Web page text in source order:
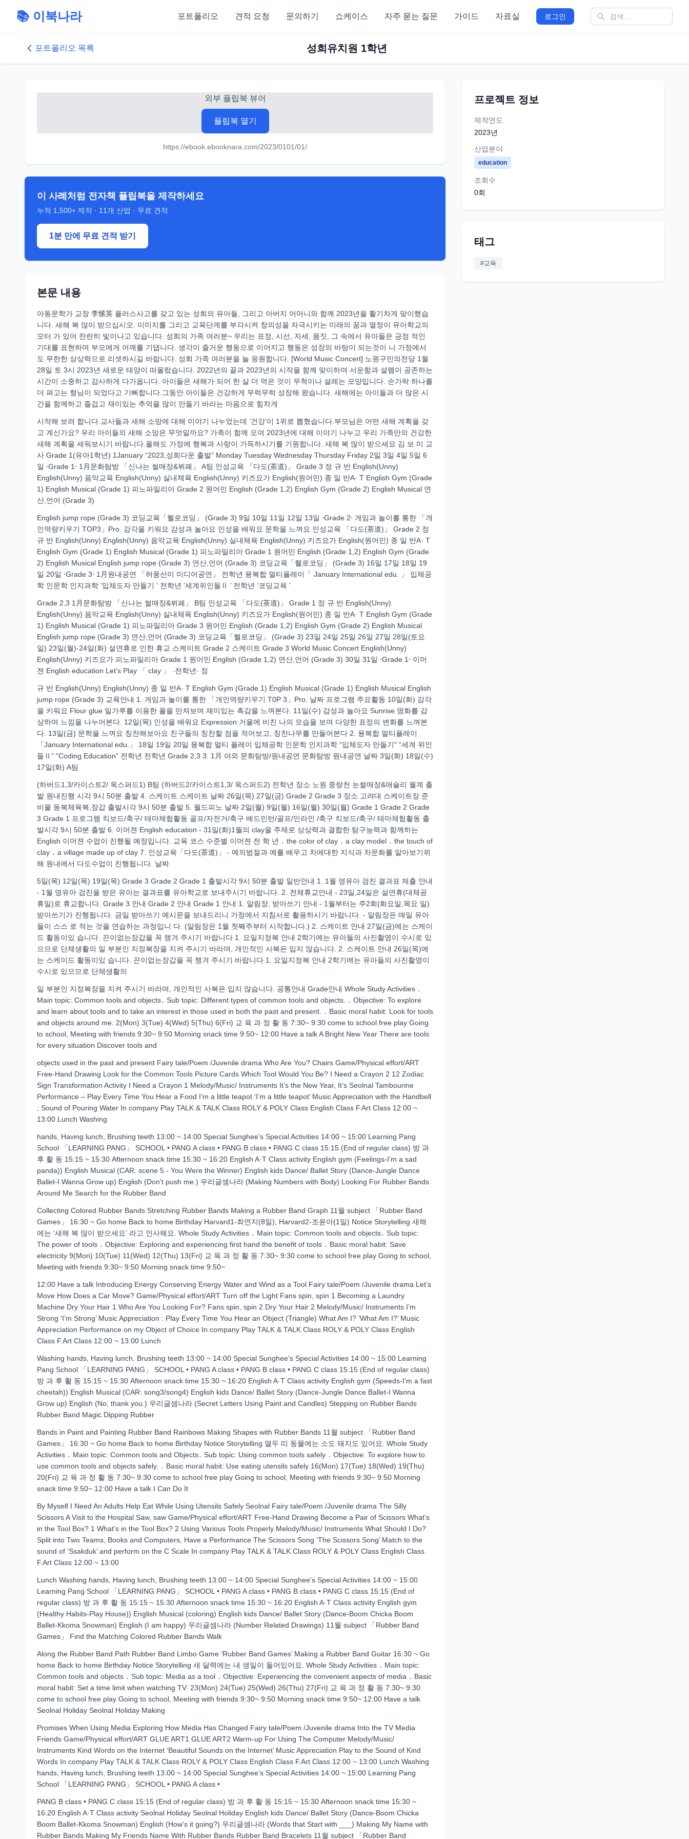
📚 이북나라 포트폴리오 견적 요청 문의하기 쇼케이스 자주 묻는 질문 가이드 자료실 로그인
포트폴리오 목록 성희유치원 1학년
외부 플립북 뷰어
플립북 열기
https://ebook.ebooknara.com/2023/0101/01/
이 사례처럼 전자책 플립북을 제작하세요
누적 1,500+ 제작 · 11 개 산업 · 무료 견적
1분 만에 무료 견적 받기
본문 내용
아동문학가 교장 李愫英 플러스사고를 갖고 있는 성희의 유아들, 그리고 아버지 어머니와 함께 2023년을 활기차게 맞이했습
니다. 새해 복 많이 받으십시오. 이미지를 그리고 교육단계를 부각시켜 창의성을 자극시키는 미래의 꿈과 열정이 유아학교의
모터 가 있어 찬란히 빛이나고 있습니다. 성희의 가족 여러분~ 우리는 표정, 시선, 자세, 몸짓, 그 속에서 유아들은 긍정 적인
기대를 표현하며 부모에게 어깨를 기댑니다. 생각이 즐거운 행동으로 이어지고 행동은 성장의 바탕이 되는것이 니 가정에서
도 무한한 상상력으로 리셋하시길 바랍니다. 성희 가족 여러분을 늘 응원합니다. [World Music Concert] 노원구민의전당 1월
28일 토 3시 2023년 새로운 태양이 떠올랐습니다. 2022년의 끝과 2023년의 시작을 함께 맞이하며 서운함과 설렘이 공존하는
시간이 소중하고 감사하게 다가옵니다. 아이들은 새해가 되어 한 살 더 먹은 것이 무척이나 설레는 모양입니다. 손가락 하나를
더 펴고는 형님이 되었다고 기뻐합니다.그동안 아이들은 건강하게 무럭무럭 성장해 왔습니다. 새해에는 아이들과 더 많은 시
간을 함께하고 즐겁고 재미있는 추억을 많이 만들기 바라는 마음으로 힘차게
시작해 보려 합니다.교사들과 새해 소망에 대해 이야기 나누었는데 ‘건강’이 1위로 뽑혔습니다.부모님은 어떤 새해 계획을 갖
고 계신가요? 우리 아이들의 새해 소망은 무엇일까요? 가족이 함께 모여 2023년에 대해 이야기 나누고 우리 가족만의 건강한
새해 계획을 세워보시기 바랍니다.올해도 가정에 행복과 사랑이 가득하시기를 기원합니다. 새해 복 많이 받으세요 김 보 미 교
사 Grade 1(유아1학년) 1January “2023,성희다운 출발” Monday Tuesday Wednesday Thursday Friday 2일 3일 4일 5일 6
일 ⋅Grade 1⋅ 1月문화탐방 「신나는 썰매장&뷔폐」 A팀 인성교육 「다도(茶道)」 Grade 3 정 규 반 English(Unny)
English(Unny) 음악교육 English(Unny) 실내체육 English(Unny) 키즈요가 English(원어민) 종 일 반A· T English Gym (Grade
1) English Musical (Grade 1) 피노파밀리아 Grade 2 원어민 English (Grade 1,2) English Gym (Grade 2) English Musical 연
산,언어 (Grade 3)
English jump rope (Grade 3) 코딩교육「헬로코딩」 (Grade 3) 9일 10일 11일 12일 13일 ⋅Grade 2⋅ 게임과 놀이를 통한 「개
인역량키우기 TOP3」Pro. 감각을 키워요 감성과 놀아요 인성을 배워요 문학을 느껴요 인성교육 「다도(茶道)」 Grade 2 정
규 반 English(Unny) English(Unny) 음악교육 English(Unny) 실내체육 English(Unny) 키즈요가 English(원어민) 종 일 반A· T
English Gym (Grade 1) English Musical (Grade 1) 피노파밀리아 Grade 1 원어민 English (Grade 1,2) English Gym (Grade
2) English Musical English jump rope (Grade 3) 연산,언어 (Grade 3) 코딩교육「헬로코딩」 (Grade 3) 16일 17일 18일 19
일 20일 ⋅Grade 3⋅ 1月원내공연 「허풍선이 미디어공연」 전학년 융복합 멀티플레이「 January International edu. 」 입체공
학 인문학 인지과학 ’입체도자 만들기 ’ 전학년 ’세계위인들Ⅱ ’ 전학년 ’코딩교육 ’
Grade 2,3 1月문화탐방 「신나는 썰매장&뷔폐」 B팀 인성교육 「다도(茶道)」 Grade 1 정 규 반 English(Unny)
English(Unny) 음악교육 English(Unny) 실내체육 English(Unny) 키즈요가 English(원어민) 종 일 반A· T English Gym (Grade
1) English Musical (Grade 1) 피노파밀리아 Grade 3 원어민 English (Grade 1,2) English Gym (Grade 2) English Musical
English jump rope (Grade 3) 연산,언어 (Grade 3) 코딩교육「헬로코딩」 (Grade 3) 23일 24일 25일 26일 27일 28일(토요
일) 23일(월)-24일(화) 설연휴로 인한 휴교 스케이트 Grade 2 스케이트 Grade 3 World Music Concert English(Unny)
English(Unny) 키즈요가 피노파밀리아 Grade 1 원어민 English (Grade 1,2) 연산,언어 (Grade 3) 30일 31일 ⋅Grade 1⋅ 이머
젼 English education Let's Play 「 clay 」 ·전학년· 정
규 반 English(Unny) English(Unny) 종 일 반A· T English Gym (Grade 1) English Musical (Grade 1) English Musical English
jump rope (Grade 3) 교육안내 1. 게임과 놀이를 통한 「개인역량키우기 T0P 3」Pro. 날짜 프로그램 주요활동 10일(화) 감각
을 키워요 Flour glue 밀가루를 이용한 풀을 만져보며 재미있는 촉감을 느껴본다. 11일(수) 감성과 놀아요 Sunrise 명화를 감
상하며 느낌을 나누어본다. 12일(목) 인성을 배워요 Expression 거울에 비친 나의 모습을 보며 다양한 표정의 변화를 느껴본
다. 13일(금) 문학을 느껴요 칭찬해보아요 친구들의 칭찬할 점을 적어보고, 칭찬나무를 만들어본다 2. 융복합 멀티플레이
「January International edu.」 18일 19일 20일 융복합 멀티 플레이 입체공학 인문학 인지과학 “입체도자 만들기" “세계 위인
들Ⅱ” “Coding Education” 전학년 전학년 Grade 2,3 3. 1月 야외 문화탐방/원내공연 문화탐방 원내공연 날짜 3일(화) 18일(수)
17일(화) A팀
(하버드1,3/카이스트2/ 옥스퍼드1) B팀 (하버드2/카이스트1,3/ 옥스퍼드2) 전학년 장소 노원 중랑천 눈썰매장&애슐리 월계 출
발 원내진행 시각 9시 50분 출발 4. 스케이트 스케이트 날짜 26일(목) 27일(금) Grade 2 Grade 3 장소 고려대 스케이트장 준
비물 동복체육복,장갑 출발시각 9시 50분 출발 5. 월드피노 날짜 2일(월) 9일(월) 16일(월) 30일(월) Grade 1 Grade 2 Grade
3 Grade 1 프로그램 킥보드/축구/ 테마체험활동 골프/자전거/축구 배드민턴/골프/인라인 /축구 킥보드/축구/ 테마체험활동 출
발시각 9시 50분 출발 6. 이머젼 English education - 31일(화)1월의 clay을 주제로 상상력과 결합한 탐구능력과 함께하는
English 이머젼 수업이 진행될 예정입니다. 교육 코스 수준별 이머젼 전 학 년 ․ the color of clay ․ a clay model ․ the touch of
clay ․ a village made up of clay 7. 인성교육「다도(茶道)」 - 예의범절과 예를 배우고 차에대한 지식과 차문화를 알아보기위
해 원내에서 다도수업이 진행됩니다. 날짜
5일(목) 12일(목) 19일(목) Grade 3 Grade 2 Grade 1 출발시각 9시 50분 출발 일반안내 1. 1월 영유아 검진 결과표 제출 안내
- 1월 영유아 검진을 받은 유아는 결과표를 유아학교로 보내주시기 바랍니다. 2. 전체휴교안내 - 23일,24일은 설연휴(대체공
휴일)로 휴교합니다. Grade 3 안내 Grade 2 안내 Grade 1 안내 1. 알림장, 받아쓰기 안내 - 1월부터는 주2회(화요일,목요 일)
받아쓰기가 진행됩니다. 금일 받아쓰기 예시문을 보내드리니 가정에서 지침서로 활용하시기 바랍니다. - 알림장은 매일 유아
들이 스스 로 적는 것을 연습하는 과정입니 다. (알림장은 1월 첫째주부터 시작합니다.) 2. 스케이트 안내 27일(금)에는 스케이
드 활동이있 습니다. 끈이없는장갑을 꼭 챙겨 주시기 바랍니다 1. 요일지정복 안내 2학기에는 유아들의 사진촬영이 수시로 있
으므로 단체생활의 일 부분인 지정복장을 지켜 주시기 바라며, 개인적인 사복은 입지 않습니다. 2. 스케이트 안내 26일(목)에
는 스케이드 활동이있 습니다. 끈이없는장갑을 꼭 챙겨 주시기 바랍니다 1. 요일지정복 안내 2학기에는 유아들의 사진촬영이
수시로 있으므로 단체생활의
일 부분인 지정복장을 지켜 주시기 바라며, 개인적인 사복은 입지 않습니다. 공통안내 Grade안내 Whole Study Activities ․
Main topic: Common tools and objects․ Sub topic: Different types of common tools and objects. ․ Objective: To explore
and learn about tools and to take an interest in those used in both the past and present. ․ Basic moral habit: Look for tools
and objects around me. 2(Mon) 3(Tue) 4(Wed) 5(Thu) 6(Fri) 교 육 과 정 활 동 7:30~ 9:30 come to school free play Going
to school, Meeting with friends 9:30~ 9:50 Morning snack time 9:50~ 12:00 Have a talk A Bright New Year There are tools
for every situation Discover tools and
objects used in the past and present Fairy tale/Poem /Juvenile drama Who Are You? Chairs Game/Physical effort/ART
Free-Hand Drawing Look for the Common Tools Picture Cards Which Tool Would You Be? I Need a Crayon 2 12 Zodiac
Sign Transformation Activity I Need a Crayon 1 Melody/Music/ Instruments It’s the New Year, It’s Seolnal Tambourine
Performance – Play Every Time You Hear a Food I’m a little teapot ‘I’m a little teapot’ Music Appreciation with the Handbell
; Sound of Pouring Water In company Play TALK & TALK Class ROLY & POLY Class English Class F.Art Class 12:00 ~
13:00 Lunch Washing
hands, Having lunch, Brushing teeth 13:00 ~ 14:00 Special Sunghee's Special Activities 14:00 ~ 15:00 Learning Pang
School 「LEARNING PANG」 SCHOOL • PANG A class • PANG B class • PANG C class 15:15 (End of regular class) 방 과
후 활 동 15:15 ~ 15:30 Afternoon snack time 15:30 ~ 16:20 English A·T Class activity English gym (Feelings-I’m a sad
panda)) English Musical (CAR: scene 5 - You Were the Winner) English kids Dance/ Ballet Story (Dance-Jungle Dance
Ballet-I Wanna Grow up) English (Don't push me.) 우리글셈나라 (Making Numbers with Body) Looking For Rubber Bands
Around Me Search for the Rubber Band
Collecting Colored Rubber Bands Stretching Rubber Bands Making a Rubber Band Graph 11월 subject 「Rubber Band
Games」 16:30 ~ Go home Back to home Birthday Harvard1-최연지(8일), Harvard2-조윤아(1일) Notice Storytelling 새해
에는 ‘새해 복 많이 받으세요’ 라고 인사해요. Whole Study Activities ․ Main topic: Common tools and objects․ Sub topic:
The power of tools ․ Objective: Exploring and experiencing first hand the benefit of tools ․ Basic moral habit: Save
electricity 9(Mon) 10(Tue) 11(Wed) 12(Thu) 13(Fri) 교 육 과 정 활 동 7:30~ 9:30 come to school free play Going to school,
Meeting with friends 9:30~ 9:50 Morning snack time 9:50~
12:00 Have a talk Introducing Energy Conserving Energy Water and Wind as a Tool Fairy tale/Poem /Juvenile drama Let’s
Move How Does a Car Move? Game/Physical effort/ART Turn off the Light Fans spin, spin 1 Becoming a Laundry
Machine Dry Your Hair 1 Who Are You Looking For? Fans spin, spin 2 Dry Your Hair 2 Melody/Music/ Instruments I’m
Strong ‘I’m Strong’ Music Appreciation : Play Every Time You Hear an Object (Triangle) What Am I? ‘What Am I?’ Music
Appreciation Performance on my Object of Choice In company Play TALK & TALK Class ROLY & POLY Class English
Class F.Art Class 12:00 ~ 13:00 Lunch
Washing hands, Having lunch, Brushing teeth 13:00 ~ 14:00 Special Sunghee's Special Activities 14:00 ~ 15:00 Learning
Pang School 「LEARNING PANG」 SCHOOL • PANG A class • PANG B class • PANG C class 15:15 (End of regular class)
방 과 후 활 동 15:15 ~ 15:30 Afternoon snack time 15:30 ~ 16:20 English A·T Class activity English gym (Speeds-I’m a fast
cheetah)) English Musical (CAR: song3/song4) English kids Dance/ Ballet Story (Dance-Jungle Dance Ballet-I Wanna
Grow up) English (No, thank you.) 우리글셈나라 (Secret Letters Using Paint and Candles) Stepping on Rubber Bands
Rubber Band Magic Dipping Rubber
Bands in Paint and Painting Rubber Band Rainbows Making Shapes with Rubber Bands 11월 subject 「Rubber Band
Games」 16:30 ~ Go home Back to home Birthday Notice Storytelling 열두 띠 동물에는 소도 돼지도 있어요. Whole Study
Activities ․ Main topic: Common tools and Objects․ Sub topic: Using common tools safely ․ Objective: To explore how to
use common tools and objects safely. ․ Basic moral habit: Use eating utensils safely 16(Mon) 17(Tue) 18(Wed) 19(Thu)
20(Fri) 교 육 과 정 활 동 7:30~ 9:30 come to school free play Going to school, Meeting with friends 9:30~ 9:50 Morning
snack time 9:50~ 12:00 Have a talk I Can Do It
By Myself I Need An Adults Help Eat While Using Utensils Safely Seolnal Fairy tale/Poem /Juvenile drama The Silly
Scissors A Visit to the Hospital Saw, saw Game/Physical effort/ART Free-Hand Drawing Become a Pair of Scissors What’s
in the Tool Box? 1 What’s in the Tool Box? 2 Using Various Tools Properly Melody/Music/ Instruments What Should I Do?
Split into Two Teams, Books and Computers, Have a Performance The Scissors Song ‘The Scissors Song’ Match to the
sound of ‘Ssakduk’ and perform on the C Scale In company Play TALK & TALK Class ROLY & POLY Class English Class
F.Art Class 12:00 ~ 13:00
Lunch Washing hands, Having lunch, Brushing teeth 13:00 ~ 14:00 Special Sunghee's Special Activities 14:00 ~ 15:00
Learning Pang School 「LEARNING PANG」 SCHOOL • PANG A class • PANG B class • PANG C class 15:15 (End of
regular class) 방 과 후 활 동 15:15 ~ 15:30 Afternoon snack time 15:30 ~ 16:20 English A·T Class activity English gym
(Healthy Habits-Play House)) English Musical (coloring) English kids Dance/ Ballet Story (Dance-Boom Chicka Boom
Ballet-Kkoma Snowman) English (I am happy) 우리글셈나라 (Number Related Drawings) 11월 subject 「Rubber Band
Games」 Find the Matching Colored Rubber Bands Walk
Along the Rubber Band Path Rubber Band Limbo Game ‘Rubber Band Games’ Making a Rubber Band Guitar 16:30 ~ Go
home Back to home Birthday Notice Storytelling 새 달력에는 내 생일이 들어있어요. Whole Study Activities ․ Main topic:
Common tools and objects ․ Sub topic: Media as a tool ․ Objective: Experiencing the convenient aspects of media ․ Basic
moral habit: Set a time limit when watching TV. 23(Mon) 24(Tue) 25(Wed) 26(Thu) 27(Fri) 교 육 과 정 활 동 7:30~ 9:30
come to school free play Going to school, Meeting with friends 9:30~ 9:50 Morning snack time 9:50~ 12:00 Have a talk
Seolnal Holiday Seolnal Holiday Making
Promises When Using Media Exploring How Media Has Changed Fairy tale/Poem /Juvenile drama Into the TV Media
Friends Game/Physical effort/ART GLUE ART1 GLUE ART2 Warm-up For Using The Computer Melody/Music/
Instruments Kind Words on the Internet ‘Beautiful Sounds on the Internet’ Music Appreciation Play to the Sound of Kind
Words In company Play TALK & TALK Class ROLY & POLY Class English Class F.Art Class 12:00 ~ 13:00 Lunch Washing
hands, Having lunch, Brushing teeth 13:00 ~ 14:00 Special Sunghee's Special Activities 14:00 ~ 15:00 Learning Pang
School 「LEARNING PANG」 SCHOOL • PANG A class •
PANG B class • PANG C class 15:15 (End of regular class) 방 과 후 활 동 15:15 ~ 15:30 Afternoon snack time 15:30 ~
16:20 English A·T Class activity Seolnal Holiday Seolnal Holiday English kids Dance/ Ballet Story (Dance-Boom Chicka
Boom Ballet-Kkoma Snowman) English (How's it going?) 우리글셈나라 (Words that Start with ___) Making My Name with
Rubber Bands Making My Friends Name With Rubber Bands Rubber Band Bracelets 11월 subject 「Rubber Band
프로젝트 정보
제작연도
2023년
산업분야
education
조회수
0회
태그
#교육